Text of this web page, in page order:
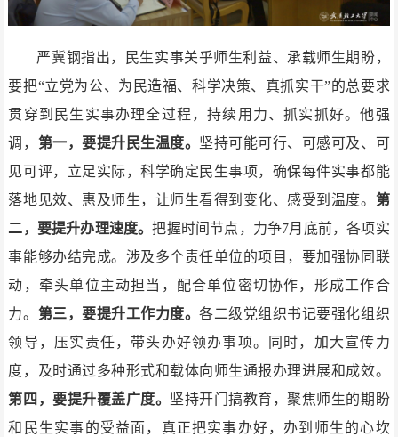
严冀钢指出，民生实事关乎师生利益、承载师生期盼，
要把“立党为公、为民造福、科学决策、真抓实干”的总要求
贯穿到民生实事办理全过程，持续用力、抓实抓好。他强
调， 第一，要提升民生温度。 坚持可能可行、可感可及、可
见可评，立足实际，科学确定民生事项，确保每件实事都能
落地见效、惠及师生，让师生看得到变化、感受到温度。 第
二，要提升办理速度。把握时间节点，力争7月底前，各项实
事能够办结完成。涉及多个责任单位的项目，要加强协同联
动，牵头单位主动担当，配合单位密切协作，形成工作合
力。 第三，要提升工作力度。各二级党组织书记要强化组织
领导，压实责任，带头办好领办事项。同时，加大宣传力
度，及时通过多种形式和载体向师生通报办理进展和成效。
第四，要提升覆盖广度。 坚持开门搞教育，聚焦师生的期盼
和民生实事的受益面，真正把实事办好，办到师生的心坎